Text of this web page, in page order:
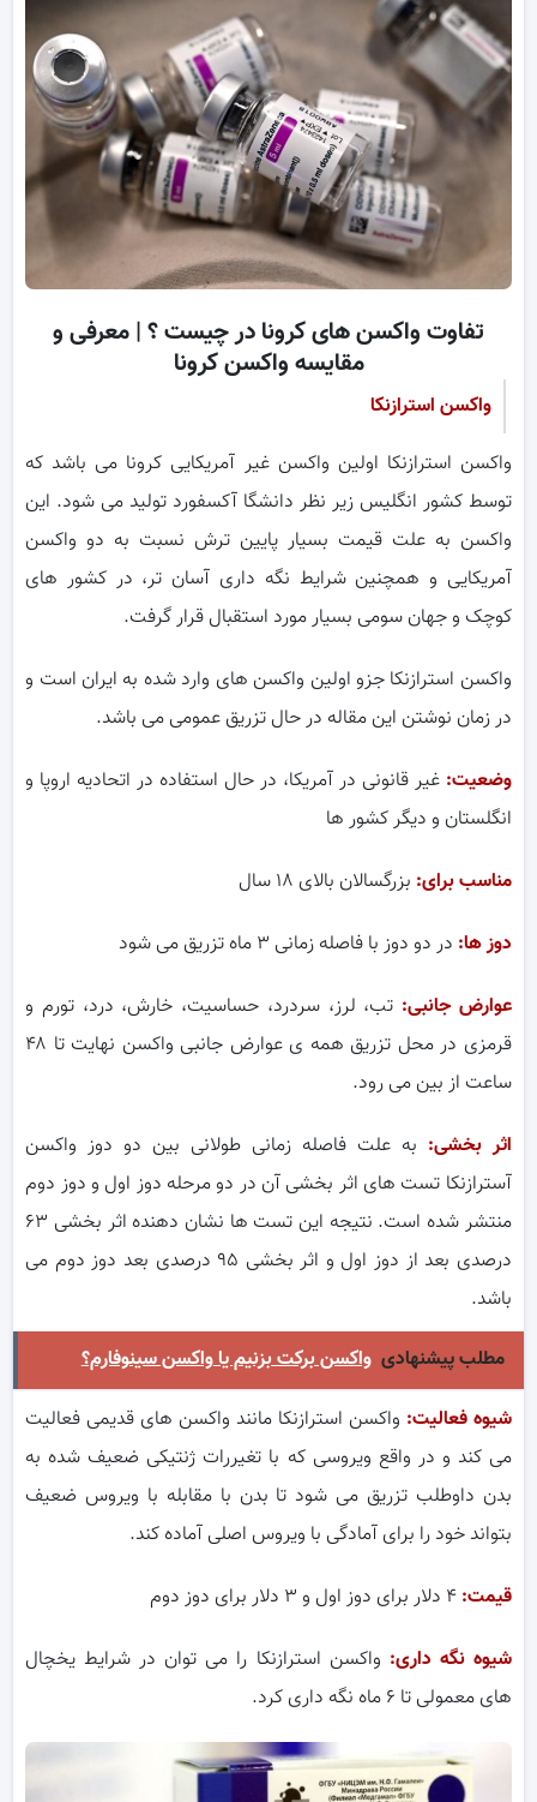
تفاوت واکسن های کرونا در چیست ؟ | معرفی و
مقایسه واکسن کرونا
واکسن استرازنکا
واکسن استرازنکا اولین واکسن غیر آمریکایی کرونا می باشد که
توسط کشور انگلیس زیر نظر دانشگا آکسفورد تولید می شود. این
واکسن به علت قیمت بسیار پایین ترش نسبت به دو واکسن
آمریکایی و همچنین شرایط نگه داری آسان تر، در کشور های
کوچک و جهان سومی بسیار مورد استقبال قرار گرفت.
واکسن استرازنکا جزو اولین واکسن های وارد شده به ایران است و
در زمان نوشتن این مقاله در حال تزریق عمومی می باشد.
وضعیت:غیر قانونی در آمریکا، در حال استفاده در اتحادیه اروپا و
انگلستان و دیگر کشور ها
مناسب برای: بزرگسالان بالای ۱۸ سال
دوز ها: در دو دوز با فاصله زمانی ۳ ماه تزریق می شود
عوارض جانبی: تب، لرز، سردرد، حساسیت، خارش، درد، تورم و
قرمزی در محل تزریق همه ی عوارض جانبی واکسن نهایت تا ۴۸
ساعت از بین می رود.
اثر بخشی: به علت فاصله زمانی طولانی بین دو دوز واکسن
آسترازنکا تست های اثر بخشی آن در دو مرحله دوز اول و دوز دوم
منتشر شده است. نتیجه این تست ها نشان دهنده اثر بخشی ۶۳
درصدی بعد از دوز اول و اثر بخشی ۹۵ درصدی بعد دوز دوم می
باشد.
مطلب پیشنهادی واکسن برکت بزنیم یا واکسن سینوفارم؟
شیوه فعالیت: واکسن استرازنکا مانند واکسن های قدیمی فعالیت
می کند و در واقع ویروسی که با تغیررات ژنتیکی ضعیف شده به
بدن داوطلب تزریق می شود تا بدن با مقابله با ویروس ضعیف
بتواند خود را برای آمادگی با ویروس اصلی آماده کند.
قیمت:۴ دلار برای دوز اول و ۳ دلار برای دوز دوم
شیوه نگه داری: واکسن استرازنکا را می توان در شرایط یخچال
های معمولی تا ۶ ماه نگه داری کرد.